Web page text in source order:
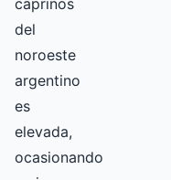
caprinos
del
noroeste
argentino
es
elevada,
ocasionando